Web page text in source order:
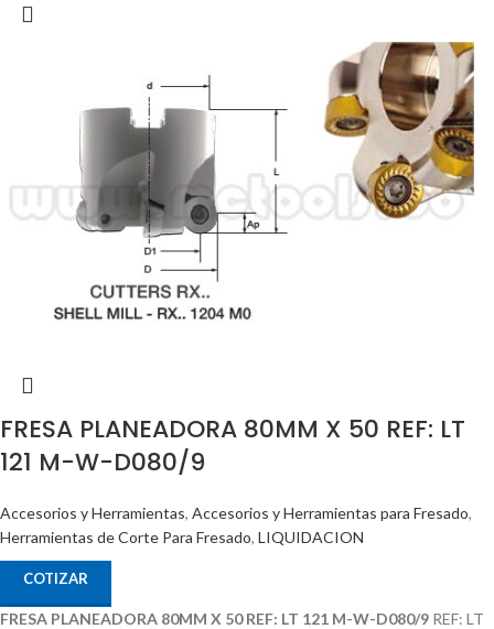
FRESA PLANEADORA 80MM X 50 REF: LT
121 M-W-D080/9
Accesorios y Herramientas, Accesorios y Herramientas para Fresado,
Herramientas de Corte Para Fresado, LIQUIDACION
COTIZAR
FRESA PLANEADORA 80MM X 50 REF: LT 121 M-W-D080/9 REF: LT